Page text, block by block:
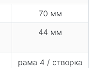
70 мм
44 мм
рама 4 / створка